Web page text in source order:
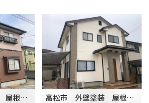
松山市 外壁塗装 屋根塗装
高松市 外壁塗装 屋根塗装